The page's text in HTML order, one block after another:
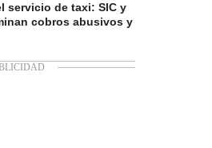
servicio de taxi: SIC y
cobros abusivos y